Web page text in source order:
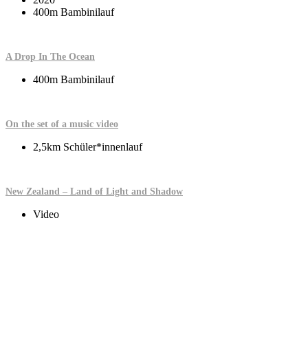
400m Bambinilauf
A Drop In The Ocean
400m Bambinilauf
On the set of a music video
2,5km Schüler*innenlauf
New Zealand – Land of Light and Shadow
Video